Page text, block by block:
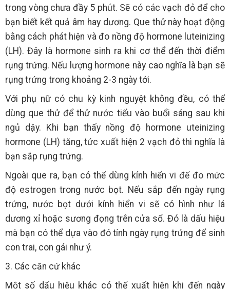
trong vòng chưa đầy 5 phút. Sẽ có các vạch đỏ để cho
bạn biết kết quả âm hay dương. Que thử này hoạt động
bằng cách phát hiện và đo nồng độ hormone luteinizing
(LH). Đây là hormone sinh ra khi cơ thể đến thời điểm
rụng trứng. Nếu lượng hormone này cao nghĩa là bạn sẽ
rụng trứng trong khoảng 2-3 ngày tới.
Với phụ nữ có chu kỳ kinh nguyệt không đều, có thể
dùng que thử để thử nước tiểu vào buổi sáng sau khi
ngủ dậy. Khi bạn thấy nồng độ hormone uteinizing
hormone (LH) tăng, tức xuất hiện 2 vạch đỏ thì nghĩa là
bạn sắp rụng trứng.
Ngoài que ra, bạn có thể dùng kính hiển vi để đo mức
độ estrogen trong nước bọt. Nếu sắp đến ngày rụng
trứng, nước bọt dưới kính hiển vi sẽ có hình như lá
dương xỉ hoặc sương đọng trên cửa sổ. Đó là dấu hiệu
mà bạn có thể dựa vào đó tính ngày rụng trứng để sinh
con trai, con gái như ý.
3. Các căn cứ khác
Một số dấu hiệu khác có thể xuất hiện khi đến ngày